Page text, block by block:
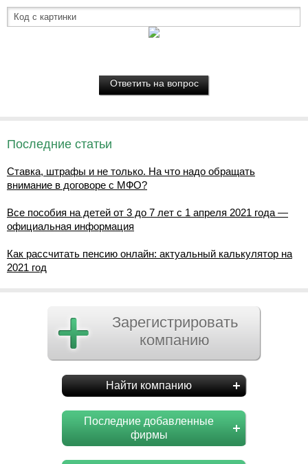
Последние статьи
Ставка, штрафы и не только. На что надо обращать
внимание в договоре с МФО?
Все пособия на детей от 3 до 7 лет с 1 апреля 2021 года —
официальная информация
Как рассчитать пенсию онлайн: актуальный калькулятор на
2021 год
Зарегистрировать
компанию
Найти компанию
Последние добавленные
фирмы